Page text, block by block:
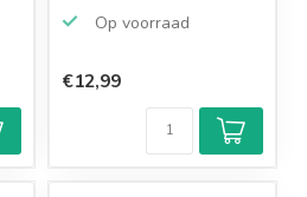
Op voorraad
€12,99